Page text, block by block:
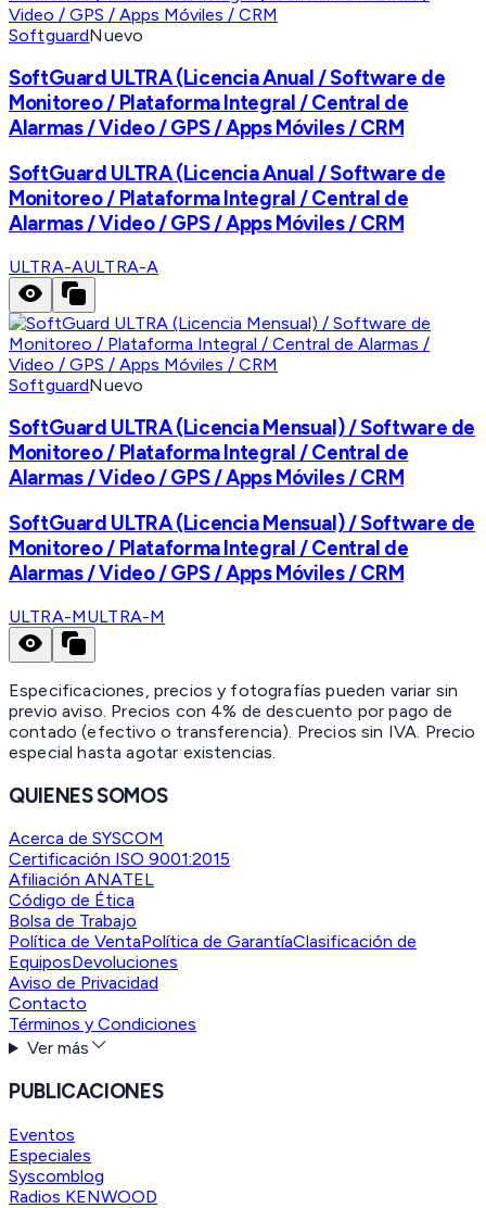
SoftguardNuevo
SoftGuard ULTRA (Licencia Anual / Software de
Monitoreo / Plataforma Integral / Central de
Alarmas / Video / GPS / Apps Móviles / CRM
SoftGuard ULTRA (Licencia Anual / Software de
Monitoreo / Plataforma Integral / Central de
Alarmas / Video / GPS / Apps Móviles / CRM
ULTRA-AULTRA-A
SoftguardNuevo
SoftGuard ULTRA (Licencia Mensual) / Software de
Monitoreo / Plataforma Integral / Central de
Alarmas / Video / GPS / Apps Móviles / CRM
SoftGuard ULTRA (Licencia Mensual) / Software de
Monitoreo / Plataforma Integral / Central de
Alarmas / Video / GPS / Apps Móviles / CRM
ULTRA-MULTRA-M
Especificaciones, precios y fotografías pueden variar sin
previo aviso. Precios con 4% de descuento por pago de
contado (efectivo o transferencia). Precios sin IVA. Precio
especial hasta agotar existencias.
QUIENES SOMOS
Acerca de SYSCOM
Certificación ISO 9001:2015
Afiliación ANATEL
Código de Ética
Bolsa de Trabajo
Política de VentaPolítica de GarantíaClasificación de
EquiposDevoluciones
Aviso de Privacidad
Contacto
Términos y Condiciones
Ver más
PUBLICACIONES
Eventos
Especiales
Syscomblog
Radios KENWOOD